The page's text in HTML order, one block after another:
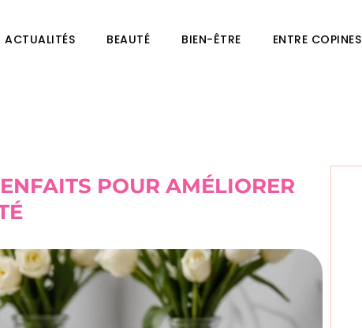
ACTUALITÉS BEAUTÉ BIEN-ÊTRE ENTRE COPINES
POUR AMÉLIORER